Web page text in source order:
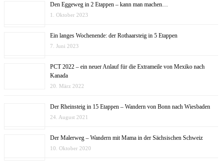
Den Eggeweg in 2 Etappen – kann man machen…
1. Oktober 2023
Ein langes Wochenende: der Rothaarsteig in 5 Etappen
7. Juni 2023
PCT 2022 – ein neuer Anlauf für die Extrameile von Mexiko nach
Kanada
20. März 2022
Der Rheinsteig in 15 Etappen – Wandern von Bonn nach Wiesbaden
24. August 2021
Der Malerweg – Wandern mit Mama in der Sächsischen Schweiz
10. Oktober 2020